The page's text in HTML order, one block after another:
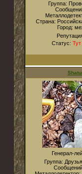
Группа:
Страна:
Город:
Статус: Тут
Генерал-
Группа: